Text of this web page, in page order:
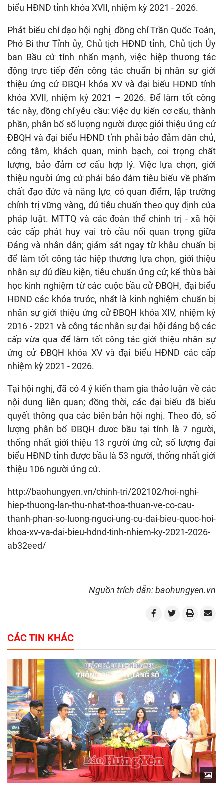
biểu HĐND tỉnh khóa XVII, nhiệm kỳ 2021 - 2026.
Phát biểu chỉ đạo hội nghị, đồng chí Trần Quốc Toản,
Phó Bí thư Tỉnh ủy, Chủ tịch HĐND tỉnh, Chủ tịch Ủy
ban Bầu cử tỉnh nhấn mạnh, việc hiệp thương tác
động trực tiếp đến công tác chuẩn bị nhân sự giới
thiệu ứng cử ĐBQH khóa XV và đại biểu HĐND tỉnh
khóa XVII, nhiệm kỳ 2021 – 2026. Để làm tốt công
tác này, đồng chí yêu cầu: Việc dự kiến cơ cấu, thành
phần, phân bổ số lượng người được giới thiệu ứng cử
ĐBQH và đại biểu HĐND tỉnh phải bảo đảm dân chủ,
công tâm, khách quan, minh bạch, coi trọng chất
lượng, bảo đảm cơ cấu hợp lý. Việc lựa chọn, giới
thiệu người ứng cử phải bảo đảm tiêu biểu về phẩm
chất đạo đức và năng lực, có quan điểm, lập trường
chính trị vững vàng, đủ tiêu chuẩn theo quy định của
pháp luật. MTTQ và các đoàn thể chính trị - xã hội
các cấp phát huy vai trò cầu nối quan trọng giữa
Đảng và nhân dân; giám sát ngay từ khâu chuẩn bị
để làm tốt công tác hiệp thương lựa chọn, giới thiệu
nhân sự đủ điều kiện, tiêu chuẩn ứng cử; kế thừa bài
học kinh nghiệm từ các cuộc bầu cử ĐBQH, đại biểu
HĐND các khóa trước, nhất là kinh nghiệm chuẩn bị
nhân sự giới thiệu ứng cử ĐBQH khóa XIV, nhiệm kỳ
2016 - 2021 và công tác nhân sự đại hội đảng bộ các
cấp vừa qua để làm tốt công tác giới thiệu nhân sự
ứng cử ĐBQH khóa XV và đại biểu HĐND các cấp
nhiệm kỳ 2021 - 2026.
Tại hội nghị, đã có 4 ý kiến tham gia thảo luận về các
nội dung liên quan; đồng thời, các đại biểu đã biểu
quyết thông qua các biên bản hội nghị. Theo đó, số
lượng phân bổ ĐBQH được bầu tại tỉnh là 7 người,
thống nhất giới thiệu 13 người ứng cử; số lượng đại
biểu HĐND tỉnh được bầu là 53 người, thống nhất giới
thiệu 106 người ứng cử.
http://baohungyen.vn/chinh-tri/202102/hoi-nghi-
hiep-thuong-lan-thu-nhat-thoa-thuan-ve-co-cau-
thanh-phan-so-luong-nguoi-ung-cu-dai-bieu-quoc-hoi-
khoa-xv-va-dai-bieu-hdnd-tinh-nhiem-ky-2021-2026-
ab32eed/
Nguồn trích dẫn: baohungyen.vn
CÁC TIN KHÁC